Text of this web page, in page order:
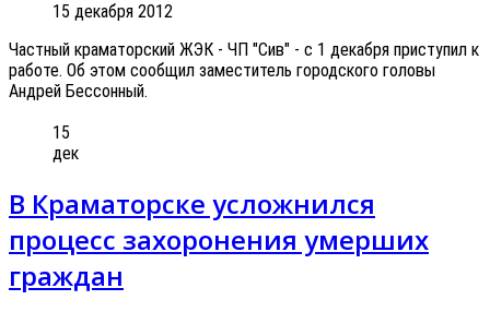
15 декабря 2012
Частный краматорский ЖЭК - ЧП "Сив" - с 1 декабря приступил к
работе. Об этом сообщил заместитель городского головы
Андрей Бессонный.
15
дек
В Краматорске усложнился
процесс захоронения умерших
граждан